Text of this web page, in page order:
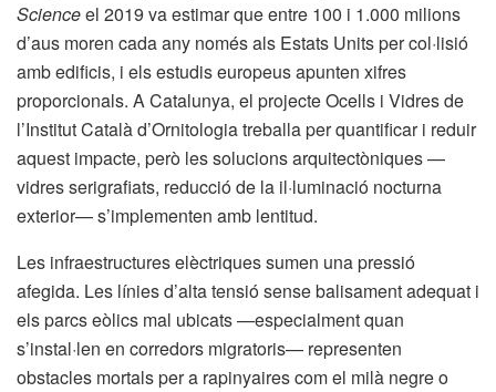
Scienceel 2019 va estimar que entre 100 i 1.000 milions
d’aus moren cada any només als Estats Units per col·lisió
amb edificis, i els estudis europeus apunten xifres
proporcionals. A Catalunya, el projecte Ocells i Vidres de
l’Institut Català d’Ornitologia treballa per quantificar i reduir
aquest impacte, però les solucions arquitectòniques —
vidres serigrafiats, reducció de la il·luminació nocturna
exterior— s’implementen amb lentitud.
Les infraestructures elèctriques sumen una pressió
afegida. Les línies d’alta tensió sense balisament adequat i
els parcs eòlics mal ubicats —especialment quan
s’instal·len en corredors migratoris— representen
obstacles mortals per a rapinyaires com el milà negre o